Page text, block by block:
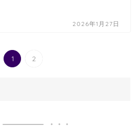
2026年1月27日
1 2